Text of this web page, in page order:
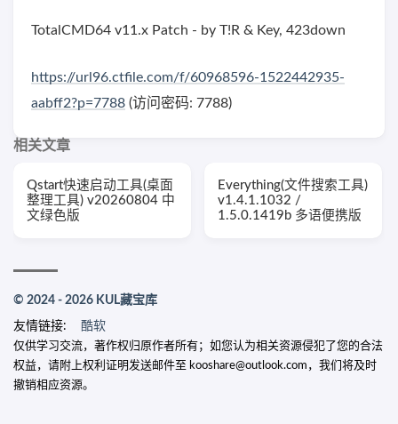
TotalCMD64 v11.x Patch - by T!R & Key, 423down
https://url96.ctfile.com/f/60968596-1522442935-
aabff2?p=7788 (访问密码: 7788)
相关文章
Qstart快速启动工具(桌面
整理工具) v20260804 中
文绿色版
Everything(文件搜索工具)
v1.4.1.1032 /
1.5.0.1419b 多语便携版
© 2024 - 2026 KUL藏宝库
友情链接: 酷软
仅供学习交流，著作权归原作者所有；如您认为相关资源侵犯了您的合法
权益，请附上权利证明发送邮件至 kooshare@outlook.com，我们将及时
撤销相应资源。